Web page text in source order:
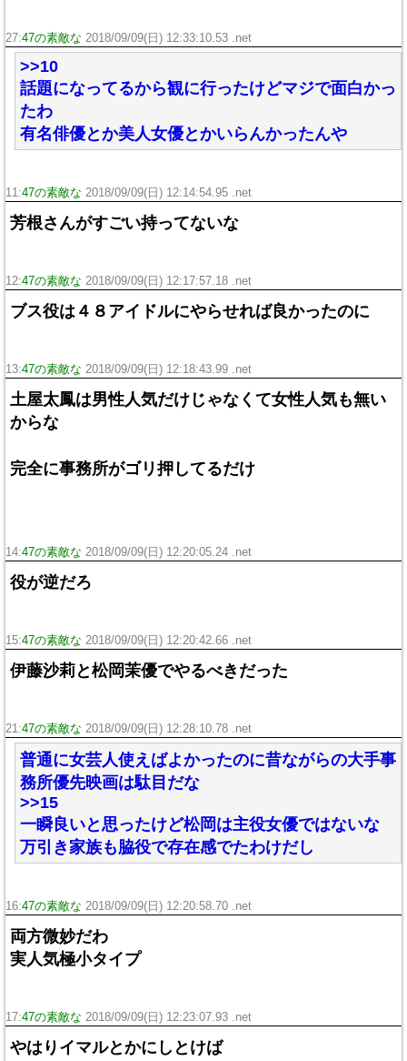
27:47の素敵な 2018/09/09(日) 12:33:10.53 .net
>>10
話題になってるから観に行ったけどマジで面白かっ
たわ
有名俳優とか美人女優とかいらんかったんや
11:47の素敵な 2018/09/09(日) 12:14:54.95 .net
芳根さんがすごい持ってないな
12:47の素敵な 2018/09/09(日) 12:17:57.18 .net
ブス役は４８アイドルにやらせれば良かったのに
13:47の素敵な 2018/09/09(日) 12:18:43.99 .net
土屋太鳳は男性人気だけじゃなくて女性人気も無い
からな
完全に事務所がゴリ押してるだけ
14:47の素敵な 2018/09/09(日) 12:20:05.24 .net
役が逆だろ
15:47の素敵な 2018/09/09(日) 12:20:42.66 .net
伊藤沙莉と松岡茉優でやるべきだった
21:47の素敵な 2018/09/09(日) 12:28:10.78 .net
普通に女芸人使えばよかったのに昔ながらの大手事
務所優先映画は駄目だな
>>15
一瞬良いと思ったけど松岡は主役女優ではないな
万引き家族も脇役で存在感でたわけだし
16:47の素敵な 2018/09/09(日) 12:20:58.70 .net
両方微妙だわ
実人気極小タイプ
17:47の素敵な 2018/09/09(日) 12:23:07.93 .net
やはりイマルとかにしとけば